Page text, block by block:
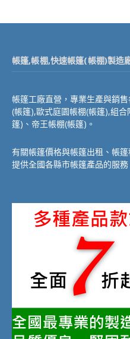
帳篷,帳棚,快速帳篷(帳棚)製造
帳篷工廠直營，專業生產與銷
(帳篷),歐式庭園帳棚(帳篷),組
篷)、帝王帳棚(帳篷)。
有關帳篷價格與帳篷出租、帳
提供全國各縣市帳篷產品的服務